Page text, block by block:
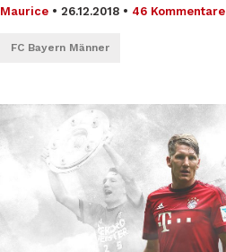
Maurice • 26.12.2018 • 46 Kommentare
FC Bayern Männer